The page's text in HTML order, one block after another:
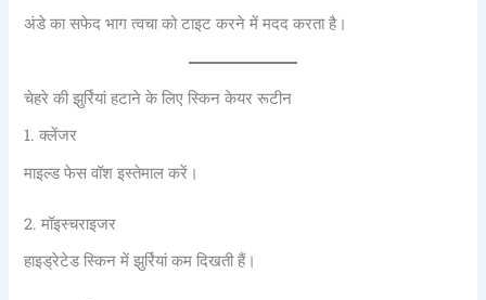
अंडे का सफेद भाग त्वचा को टाइट करने में मदद करता है।
चेहरे की झुर्रियां हटाने के लिए स्किन केयर रूटीन
1. क्लेंजर
माइल्ड फेस वॉश इस्तेमाल करें।
2. मॉइस्चराइजर
हाइड्रेटेड स्किन में झुर्रियां कम दिखती हैं।